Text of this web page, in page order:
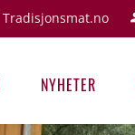
Tradisjonsmat.no
NYHETER